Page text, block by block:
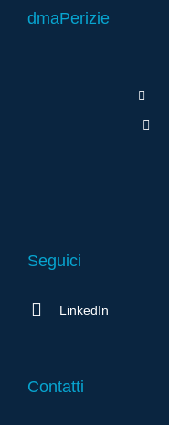
dmaPerizie
Seguici
LinkedIn
Contatti